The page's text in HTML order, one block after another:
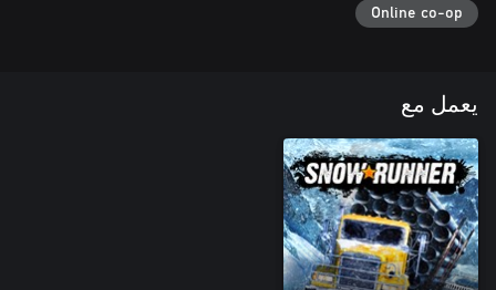
Online co-op
يعمل مع